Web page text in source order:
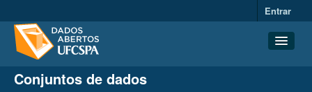
Entrar
Conjuntos de dados
Conjuntos de dados